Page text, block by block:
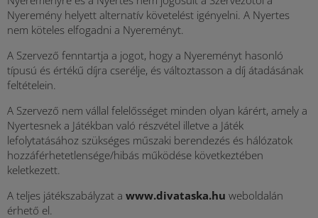
Nyeremény helyett alternatív követelést igényelni. A Nyertes
nem köteles elfogadni a Nyereményt.
A Szervező fenntartja a jogot, hogy a Nyereményt hasonló
típusú és értékű díjra cserélje, és változtasson a díj átadásának
feltételein.
A Szervező nem vállal felelősséget minden olyan kárért, amely a
Nyertesnek a Játékban való részvétel illetve a Játék
lefolytatásához szükséges műszaki berendezés és hálózatok
hozzáférhetetlensége/hibás működése következtében
keletkezett.
A teljes játékszabályzat a www.divataska.hu weboldalán
érhető el.